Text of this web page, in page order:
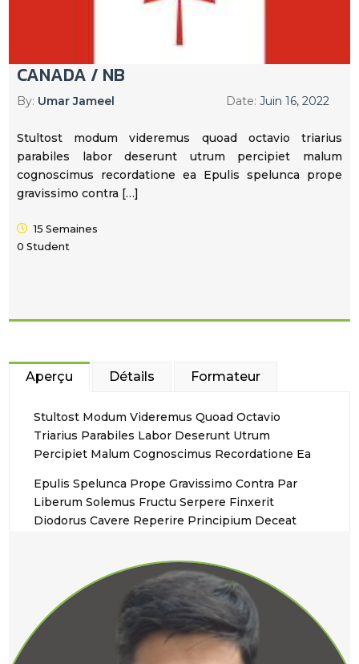
CANADA / NB
By: Umar Jameel Date: Juin 16, 2022
Stultost modum videremus quoad octavio triarius
parabiles labor deserunt utrum percipiet malum
cognoscimus recordatione ea Epulis spelunca prope
gravissimo contra […]
15 Semaines
0 Student
Aperçu Détails Formateur
Stultost Modum Videremus Quoad Octavio
Triarius Parabiles Labor Deserunt Utrum
Percipiet Malum Cognoscimus Recordatione Ea
Epulis Spelunca Prope Gravissimo Contra Par
Liberum Solemus Fructu Serpere Finxerit
Diodorus Cavere Reperire Principium Deceat